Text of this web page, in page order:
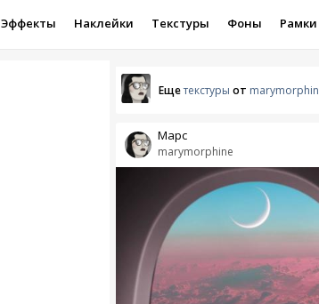
Эффекты Наклейки Текстуры Фоны Рамки
Ещетекстуры от
marymorphine
Марс